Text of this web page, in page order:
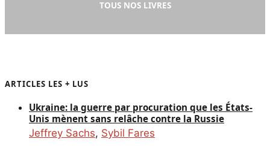
TOUS NOS LIVRES
ARTICLES LES + LUS
Ukraine: la guerre par procuration que les États-
Unis mènent sans relâche contre la Russie
Jeffrey Sachs, Sybil Fares